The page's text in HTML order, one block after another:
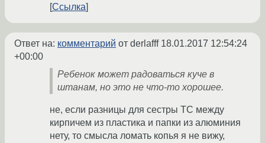
Ссылка
Ответ на: комментарий от derlafff 18.01.2017 12:54:24
+00:00
Ребенок может радоваться куче в
штанам, но это не что-то хорошее.
не, если разницы для сестры ТС между
кирпичем из пластика и папки из алюминия
нету, то смысла ломать копья я не вижу,